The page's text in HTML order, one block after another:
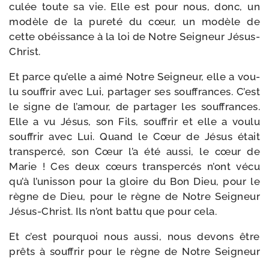
cu­lée toute sa vie. Elle est pour nous, donc, un
modèle de la pure­té du cœur, un modèle de
cette obéis­sance à la loi de Notre Seigneur Jésus-
Christ.
Et parce qu’elle a aimé Notre Seigneur, elle a vou­
lu souf­frir avec Lui, par­ta­ger ses souf­frances. C’est
le signe de l’amour, de par­ta­ger les souf­frances.
Elle a vu Jésus, son Fils, souf­frir et elle a vou­lu
souf­frir avec Lui. Quand le Cœur de Jésus était
trans­per­cé, son Cœur l’a été aus­si, le cœur de
Marie ! Ces deux cœurs trans­per­cés n’ont vécu
qu’à l’unisson pour la gloire du Bon Dieu, pour le
règne de Dieu, pour le règne de Notre Seigneur
Jésus-​Christ. Ils n’ont bat­tu que pour cela.
Et c’est pour­quoi nous aus­si, nous devons être
prêts à souf­frir pour le règne de Notre Seigneur